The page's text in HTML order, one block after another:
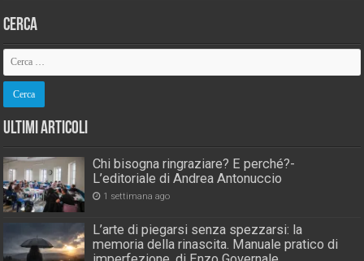
Cerca
Ultimi Articoli
Chi bisogna ringraziare? E perché?-
L’editoriale di Andrea Antonuccio
1 settimana ago
L’arte di piegarsi senza spezzarsi: la
memoria della rinascita. Manuale pratico di